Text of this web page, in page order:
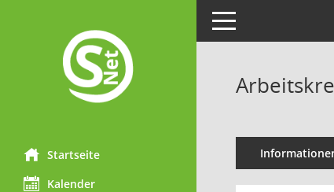
Startseite
Kalender
Toggle navigation